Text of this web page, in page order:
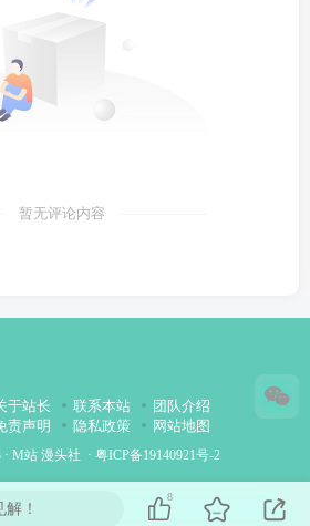
暂无评论内容
于站长 联系本站
团队介绍
责声明 隐私政策 网站地图
M站 漫头社 · 粤ICP备19140921号-2
！
8